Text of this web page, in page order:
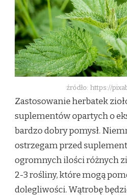
źródło: https://
Zastosowanie herbatek
suplementów opartych o
bardzo dobry pomysł.
ostrzegam przed
ogromnych ilości różnych
2-3 rośliny, które mogą
dolegliwości. Wątrobę